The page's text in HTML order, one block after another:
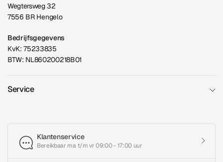
Wegtersweg 32
7556 BR Hengelo
Bedrijfsgegevens
KvK: 75233835
BTW: NL860200218B01
Service
Klantenservice
Bereikbaar ma t/m vr 09:00 - 17:00 uur